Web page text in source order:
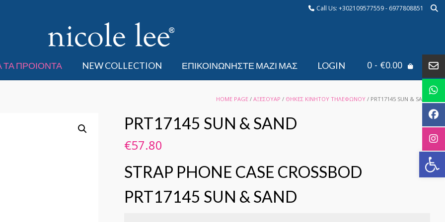
Call Us: +302109577559 - 6977808851
ΤΑ ΠΡΟΙΟΝΤΑ NEW COLLECTION ΕΠΙΚΟΙΝΩΝΉΣΤΕ ΜΑΖΊ ΜΑΣ LOGIN 0 - €0.00
HOME PAGE / ΑΞΕΣΟΥΑΡ / ΘΗΚΕΣ KINHTOY ΤΗΛΕΦΩΝΟΥ / PRT17145 SUN & SAND
PRT17145 SUN & SAND
€57.80
STRAP PHONE CASE CROSSBOD
PRT17145 SUN & SAND